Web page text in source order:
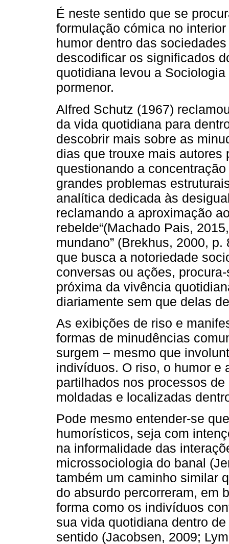
É neste sentido que se
formulação cómica no
humor dentro das
descodificar os significados
quotidiana levou a
pormenor.
Alfred Schutz (1967)
da vida quotidiana para
descobrir mais sobre as
dias que trouxe mais
questionando a
grandes problemas
analítica dedicada às
reclamando a aproximação
rebelde“(Machado Pais,
mundano” (Brekhus, 2000,
que busca a notoriedade
conversas ou ações,
próxima da vivência
diariamente sem que delas
As exibições de riso e
formas de minudências
surgem – mesmo que
indivíduos. O riso, o humor e
partilhados nos processos
moldadas e localizadas
Pode mesmo entender-se
humorísticos, seja com
na informalidade das
microssociologia do banal
também um caminho similar
do absurdo percorreram, em
forma como os indivíduos
sua vida quotidiana dentro
sentido (Jacobsen, 2009;